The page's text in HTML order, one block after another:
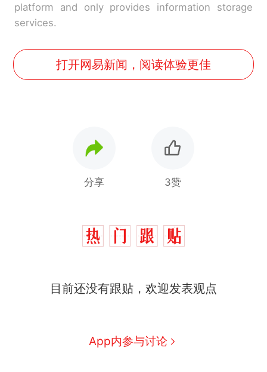
platform and only provides information storage
services.
打开网易新闻，阅读体验更佳
分享 3赞
目前还没有跟贴，欢迎发表观点
App内参与讨论
因老师一句“跟我回家”改写了
费大厨“全国小炒肉大王”称